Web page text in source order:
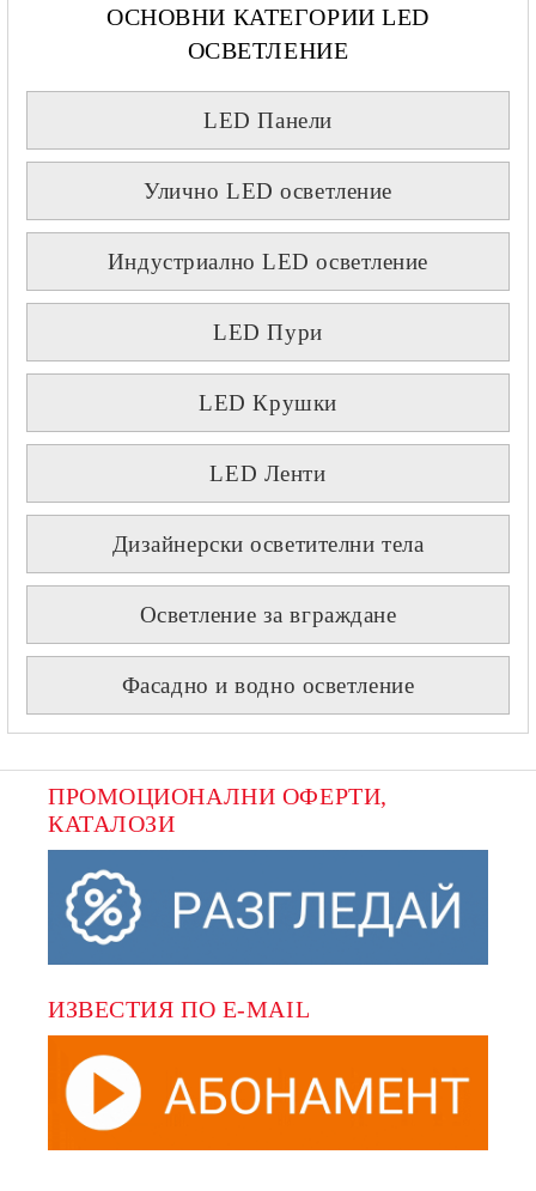
ОСНОВНИ КАТЕГОРИИ LED
ОСВЕТЛЕНИЕ
LED Панели
Улично LED осветление
Индустриално LED осветление
LED Пури
LED Крушки
LED Ленти
Дизайнерски осветителни тела
Осветление за вграждане
Фасадно и водно осветление
ПРОМОЦИОНАЛНИ ОФЕРТИ,
КАТАЛОЗИ
ИЗВЕСТИЯ ПО E-MAIL